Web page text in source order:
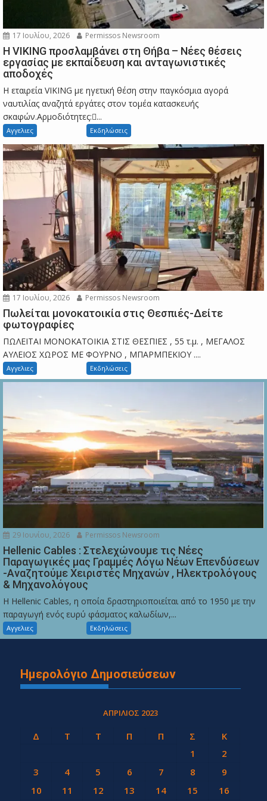
17 Ιουλίου, 2026 Permissos Newsroom
Η VIKING προσλαμβάνει στη Θήβα – Νέες θέσεις
εργασίας με εκπαίδευση και ανταγωνιστικές
αποδοχές
Η εταιρεία VIKING με ηγετική θέση στην παγκόσμια αγορά
ναυτιλίας αναζητά εργάτες στον τομέα κατασκευής
σκαφών.Αρμοδιότητες:...
Αγγελιες Εκδηλώσεις
17 Ιουλίου, 2026 Permissos Newsroom
Πωλείται μονοκατοικία στις Θεσπιές-Δείτε
φωτογραφίες
ΠΩΛΕΙΤΑΙ ΜΟΝΟΚΑΤΟΙΚΙΑ ΣΤΙΣ ΘΕΣΠΙΕΣ , 55 τ.μ. , ΜΕΓΑΛΟΣ
ΑΥΛΕΙΟΣ ΧΩΡΟΣ ΜΕ ΦΟΥΡΝΟ , ΜΠΑΡΜΠΕΚΙΟΥ ....
Αγγελιες Εκδηλώσεις
29 Ιουνίου, 2026 Permissos Newsroom
Hellenic Cables : Στελεχώνουμε τις Νέες
Παραγωγικές μας Γραμμές Λόγω Νέων Επενδύσεων
-Αναζητούμε Χειριστές Μηχανών , Ηλεκτρολόγους
& Μηχανολόγους
Η Hellenic Cables, η οποία δραστηριοποιείται από το 1950 με την
παραγωγή ενός ευρύ φάσματος καλωδίων,...
Αγγελιες Εκδηλώσεις
Ημερολόγιο Δημοσιεύσεων
ΑΠΡΊΛΙΟΣ 2023
Δ Τ Τ Π Π Σ
Κ
1
2
3
4 5 6 7 8
9
10
11 12 13 14 15 16